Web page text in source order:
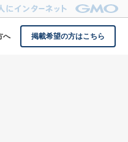
へ 掲載希望の方はこちら